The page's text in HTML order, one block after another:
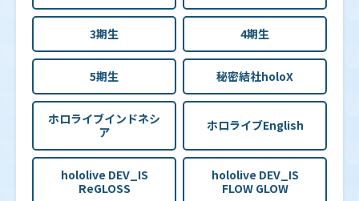
【hBP06】ブースターパック「アヤカシヴァーミリオ
ン」
【hBP05】ブースターパック「エンチャントレガリ
ア」
【hBP04】ブースターパック「キュリアスユニバー
ス」
3期生 4期生
5期生 秘密結社holoX
ホロライブインドネシ
ア
ホロライブEnglish
hololive DEV_IS
ReGLOSS
hololive DEV_IS
FLOW GLOW